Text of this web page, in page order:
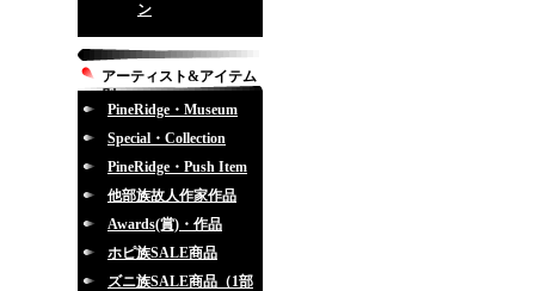
ン
アーティスト&アイテム
別
PineRidge・Museum
Special・Collection
PineRidge・Push Item
他部族故人作家作品
Awards(賞)・作品
ホピ族SALE商品
ズニ族SALE商品（1部